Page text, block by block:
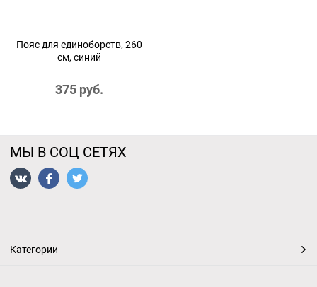
Пояс для единоборств, 260
см, синий
375 руб.
МЫ В СОЦ СЕТЯХ
Категории